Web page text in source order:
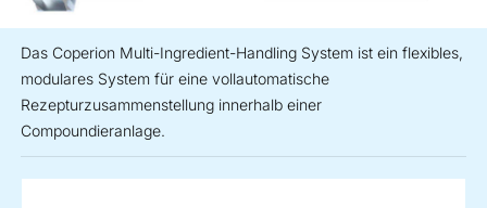
Das Coperion Multi-Ingredient-Handling System ist ein flexibles,
modulares System für eine vollautomatische
Rezepturzusammenstellung innerhalb einer
Compoundieranlage.